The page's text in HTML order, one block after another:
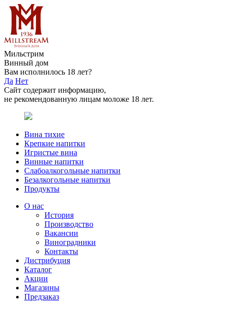
Мильстрим
Винный дом
Вам исполнилось 18 лет?
Да Нет
Сайт содержит информацию,
не рекомендованную лицам моложе 18 лет.
Вина тихие
Крепкие напитки
Игристые вина
Винные напитки
Слабоалкогольные напитки
Безалкогольные напитки
Продукты
О нас
История
Производство
Вакансии
Виноградники
Контакты
Дистрибуция
Каталог
Акции
Магазины
Предзаказ